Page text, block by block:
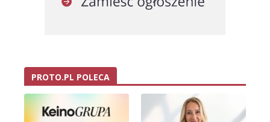
PROTO.PL POLECA